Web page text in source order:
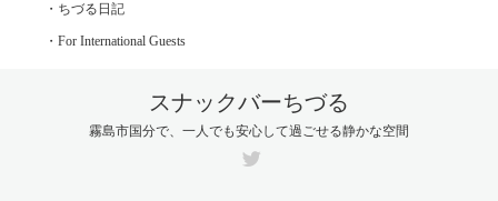
・ちづる日記
・For International Guests
スナックバーちづる
霧島市国分で、一人でも安心して過ごせる静かな空間